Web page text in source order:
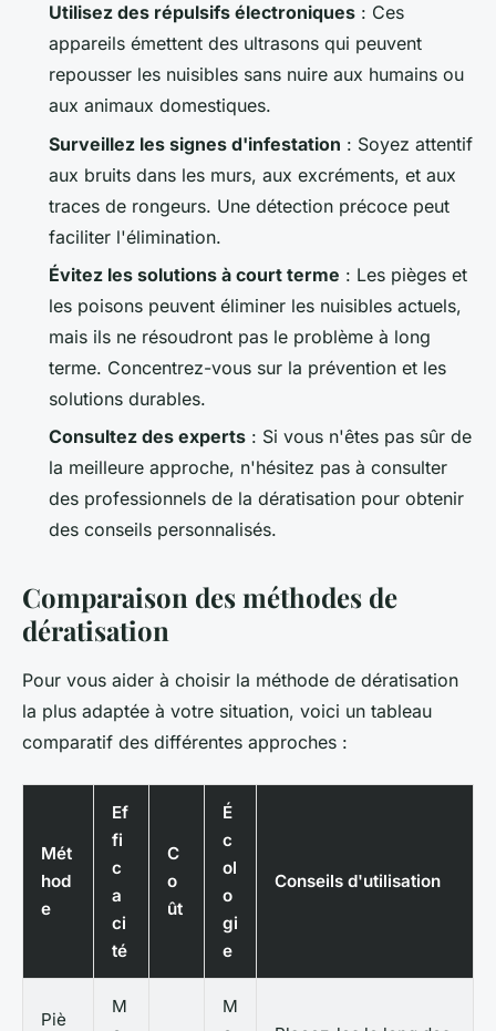
Utilisez des répulsifs électroniques : Ces
appareils émettent des ultrasons qui peuvent
repousser les nuisibles sans nuire aux humains ou
aux animaux domestiques.
Surveillez les signes d'infestation : Soyez attentif
aux bruits dans les murs, aux excréments, et aux
traces de rongeurs. Une détection précoce peut
faciliter l'élimination.
Évitez les solutions à court terme : Les pièges et
les poisons peuvent éliminer les nuisibles actuels,
mais ils ne résoudront pas le problème à long
terme. Concentrez-vous sur la prévention et les
solutions durables.
Consultez des experts : Si vous n'êtes pas sûr de
la meilleure approche, n'hésitez pas à consulter
des professionnels de la dératisation pour obtenir
des conseils personnalisés.
Comparaison des méthodes de
dératisation
Pour vous aider à choisir la méthode de dératisation
la plus adaptée à votre situation, voici un tableau
comparatif des différentes approches :
Mét
hod
e
Ef
fi
c
a
ci
té
C
o
ût
É
c
ol
o
gi
e
Conseils d'utilisation
Piè
M
M